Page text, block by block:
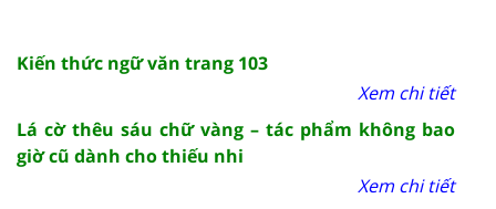
Kiến thức ngữ văn trang 103
Xem chi tiết
Lá cờ thêu sáu chữ vàng – tác phẩm không bao
giờ cũ dành cho thiếu nhi
Xem chi tiết